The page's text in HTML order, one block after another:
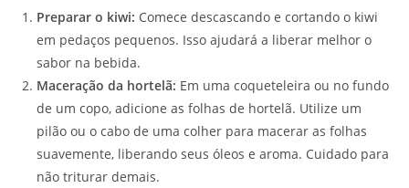
Preparar o kiwi: Comece descascando e cortando o kiwi
em pedaços pequenos. Isso ajudará a liberar melhor o
sabor na bebida.
Maceração da hortelã: Em uma coqueteleira ou no fundo
de um copo, adicione as folhas de hortelã. Utilize um
pilão ou o cabo de uma colher para macerar as folhas
suavemente, liberando seus óleos e aroma. Cuidado para
não triturar demais.